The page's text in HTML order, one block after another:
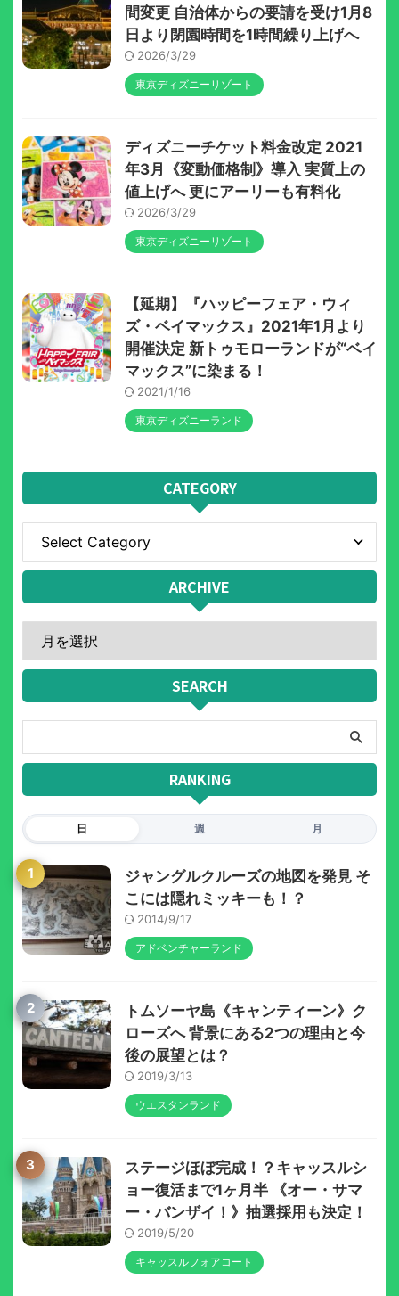
間変更 自治体からの要請を受け1月8
日より閉園時間を1時間繰り上げへ
2026/3/29
東京ディズニーリゾート
ディズニーチケット料金改定 2021
年3月《変動価格制》導入 実質上の
値上げへ 更にアーリーも有料化
2026/3/29
東京ディズニーリゾート
【延期】『ハッピーフェア・ウィ
ズ・ベイマックス』2021年1月より
開催決定 新トゥモローランドが“ベイ
マックス”に染まる！
2021/1/16
東京ディズニーランド
CATEGORY
ARCHIVE
SEARCH
RANKING
日 週 月
1
ジャングルクルーズの地図を発見 そ
こには隠れミッキーも！？
2014/9/17
アドベンチャーランド
2
トムソーヤ島《キャンティーン》ク
ローズへ 背景にある2つの理由と今
後の展望とは？
2019/3/13
ウエスタンランド
3
ステージほぼ完成！？キャッスルシ
ョー復活まで1ヶ月半 《オー・サマ
ー・バンザイ！》抽選採用も決定！
2019/5/20
キャッスルフォアコート